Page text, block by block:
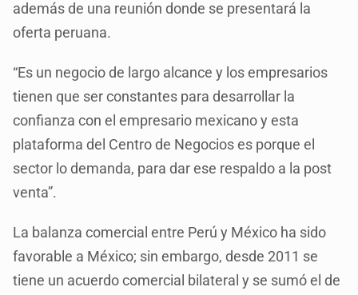
además de una reunión donde se presentará la
oferta peruana.
“Es un negocio de largo alcance y los empresarios
tienen que ser constantes para desarrollar la
confianza con el empresario mexicano y esta
plataforma del Centro de Negocios es porque el
sector lo demanda, para dar ese respaldo a la post
venta”.
La balanza comercial entre Perú y México ha sido
favorable a México; sin embargo, desde 2011 se
tiene un acuerdo comercial bilateral y se sumó el de